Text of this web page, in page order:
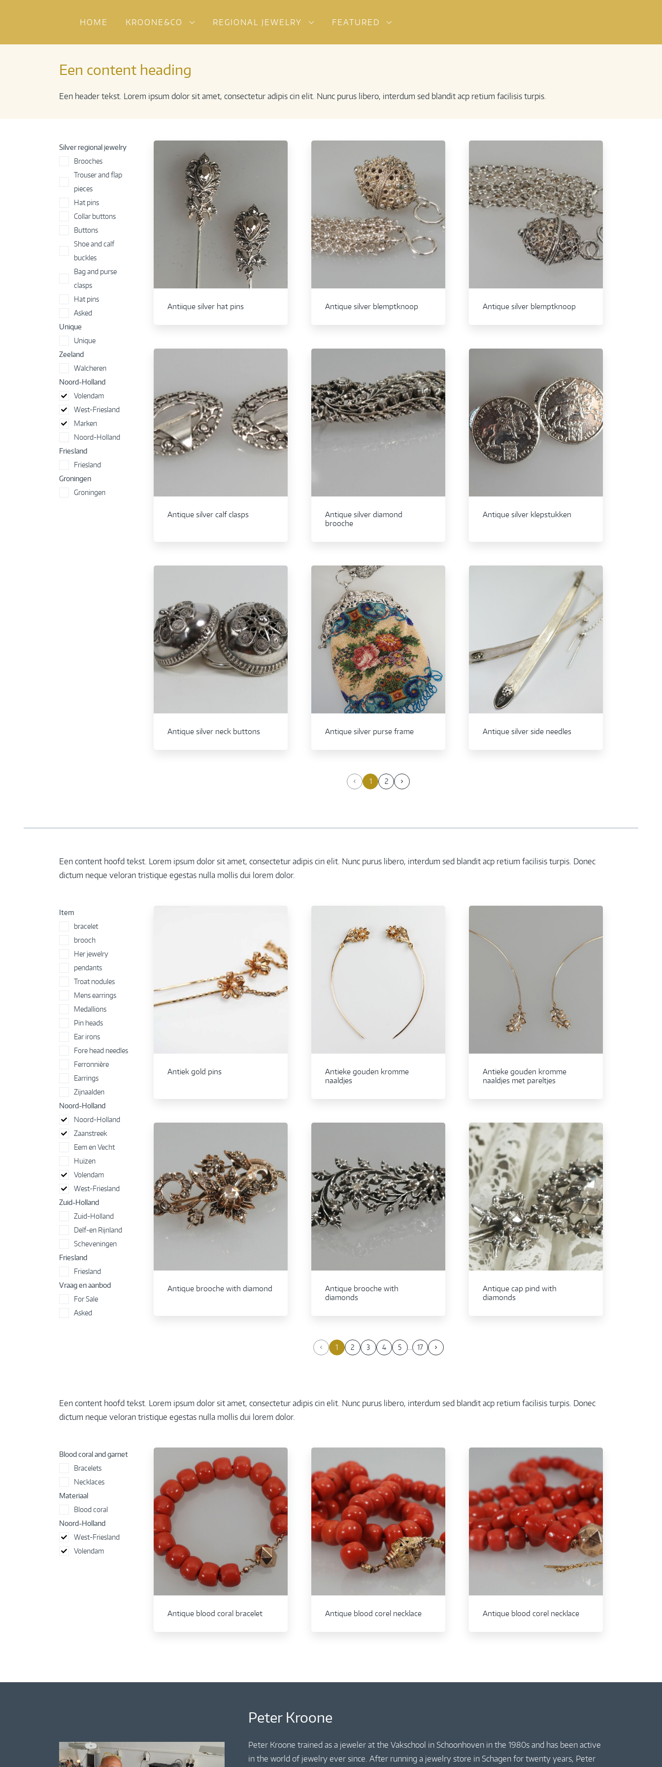
HOME KROONE&CO REGIONAL JEWELRY FEATURED
Een content heading
Een header tekst. Lorem ipsum dolor sit amet, consectetur adipis cin elit. Nunc purus libero, interdum sed blandit acp retium facilisis turpis.
Silver regional jewelry
Brooches
Trouser and flap
pieces
Hat pins
Collar buttons
Buttons
Shoe and calf
buckles
Bag and purse
clasps
Hat pins
Asked
Unique
Unique
Zeeland
Walcheren
Noord-Holland
Volendam
West-Friesland
Marken
Noord-Holland
Friesland
Friesland
Groningen
Groningen
Antiique silver hat pins Antique silver blemptknoop Antique silver blemptknoop
Antique silver calf clasps
Antique silver diamond
brooche
Antique silver klepstukken
Antique silver neck buttons Antique silver purse frame Antique silver side needles
1 2
Een content hoofd tekst. Lorem ipsum dolor sit amet, consectetur adipis cin elit. Nunc purus libero, interdum sed blandit acp retium facilisis turpis. Donec
dictum neque veloran tristique egestas nulla mollis dui lorem dolor.
Item
bracelet
brooch
Her jewelry
pendants
Troat nodules
Mens earrings
Medallions
Pin heads
Ear irons
Fore head needles
Ferronnière
Earrings
Zijnaalden
Noord-Holland
Noord-Holland
Zaanstreek
Eem en Vecht
Huizen
Volendam
West-Friesland
Zuid-Holland
Zuid-Holland
Delf-en Rijnland
Scheveningen
Friesland
Friesland
Vraag en aanbod
For Sale
Asked
Antiek gold pins
Antieke gouden kromme
naaldjes
Antieke gouden kromme
naaldjes met pareltjes
Antique brooche with diamond
Antique brooche with
diamonds
Antique cap pind with
diamonds
1 2 3 4 5 17
Een content hoofd tekst. Lorem ipsum dolor sit amet, consectetur adipis cin elit. Nunc purus libero, interdum sed blandit acp retium facilisis turpis. Donec
dictum neque veloran tristique egestas nulla mollis dui lorem dolor.
Blood coral and garnet
Bracelets
Necklaces
Materiaal
Blood coral
Noord-Holland
West-Friesland
Volendam
Antique blood coral bracelet Antique blood corel necklace Antique blood corel necklace
Peter Kroone
Peter Kroone trained as a jeweler at the Vakschool in Schoonhoven in the 1980s and has been active
in the world of jewelry ever since. After running a jewelry store in Schagen for twenty years, Peter